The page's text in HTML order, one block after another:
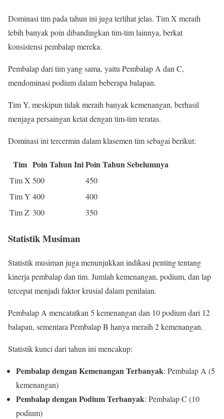
Dominasi tim pada tahun ini juga terlihat jelas. Tim X meraih
lebih banyak poin dibandingkan tim-tim lainnya, berkat
konsistensi pembalap mereka.
Pembalap dari tim yang sama, yaitu Pembalap A dan C,
mendominasi podium dalam beberapa balapan.
Tim Y, meskipun tidak meraih banyak kemenangan, berhasil
menjaga persaingan ketat dengan tim-tim teratas.
Dominasi ini tercermin dalam klasemen tim sebagai berikut:
Tim Poin Tahun IniPoin Tahun Sebelumnya
Tim X 500
450
Tim Y 400
400
Tim Z 300 350
Statistik Musiman
Statistik musiman juga menunjukkan indikasi penting tentang
kinerja pembalap dan tim. Jumlah kemenangan, podium, dan lap
tercepat menjadi faktor krusial dalam penilaian.
Pembalap A mencatatkan 5 kemenangan dan 10 podium dari 12
balapan, sementara Pembalap B hanya meraih 2 kemenangan.
Statistik kunci dari tahun ini mencakup:
Pembalap dengan Kemenangan Terbanyak: Pembalap A (5
kemenangan)
Pembalap dengan Podium Terbanyak: Pembalap C (10
podium)